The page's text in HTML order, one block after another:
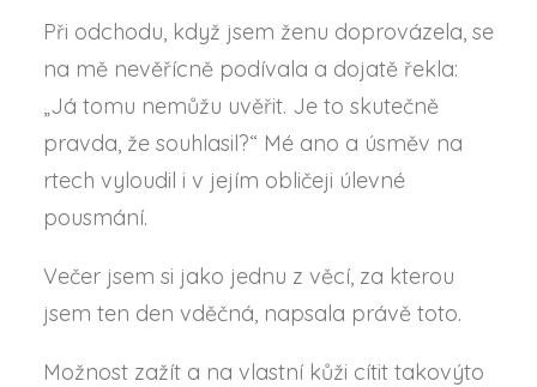
Při odchodu, když jsem ženu doprovázela, se
na mě nevěřícně podívala a dojatě řekla:
„Já tomu nemůžu uvěřit. Je to skutečně
pravda, že souhlasil?“ Mé ano a úsměv na
rtech vyloudil i v jejím obličeji úlevné
pousmání.
Večer jsem si jako jednu z věcí, za kterou
jsem ten den vděčná, napsala právě toto.
Možnost zažít a na vlastní kůži cítit takovýto